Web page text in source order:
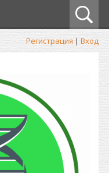
Регистрация | Вход